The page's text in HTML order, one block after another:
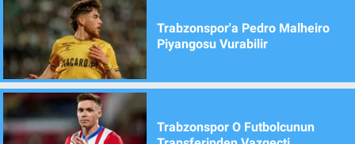
Trabzonspor'a Pedro Malheiro
Piyangosu Vurabilir
Trabzonspor O Futbolcunun